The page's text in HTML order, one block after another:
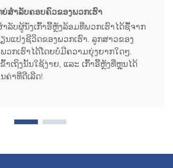
ສຳລັບຄອບຄົວຂອງພວກເຮົາ
ລັບຜູ້ນັ່ງເກົ້າອີ້ຫຼັງລ້ອມທີ່ພວກເຮົາໄດ້ຊື້ຈາກ
ນແປງຊີວິດຂອງພວກເຮົາ. ລູກສາວຂອງ
ວກເຮົາໄດ້ໂດຍບໍ່ມີຄວາມຍຸ່ງຍາກໃດໆ.
າເຖິງນັ້ນໃຊ້ງ່າຍ, ແລະ ເກົ້າອີ້ຫຼັງທີ່ຫຼຸນໄດ້
ຄ່າທີ່ດີເລີດ!